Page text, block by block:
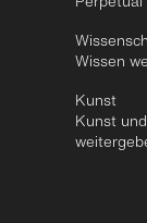
Wissen
Kunst
Kunst